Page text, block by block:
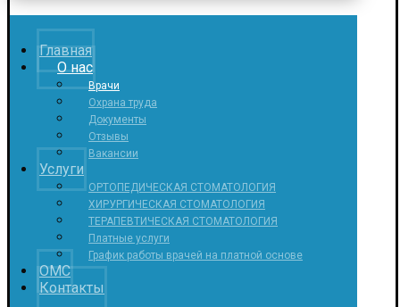
Главная
О нас
Врачи
Охрана труда
Документы
Отзывы
Вакансии
Услуги
ОРТОПЕДИЧЕСКАЯ СТОМАТОЛОГИЯ
ХИРУРГИЧЕСКАЯ СТОМАТОЛОГИЯ
ТЕРАПЕВТИЧЕСКАЯ СТОМАТОЛОГИЯ
Платные услуги
График работы врачей на платной основе
ОМС
Контакты